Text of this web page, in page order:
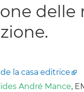
delle
la casa editrice
André Mance,